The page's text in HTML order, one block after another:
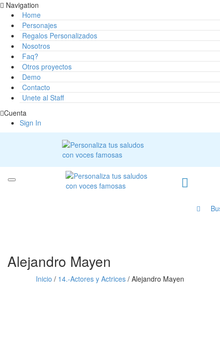
Navigation
Home
Personajes
Regalos Personalizados
Nosotros
Faq?
Otros proyectos
Demo
Contacto
Unete al Staff
Cuenta
Sign In
Alejandro Mayen
Inicio / 14.-Actores y Actrices / Alejandro Mayen